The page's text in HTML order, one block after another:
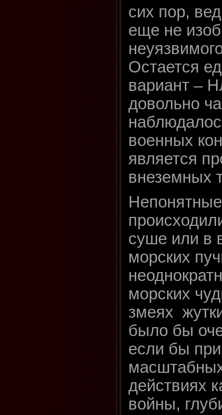
сих пор,
еще не
Остается
вариант –
довольно
военных
является
внеземных
суше или в
морских
морских
змеях
было бы
если бы при
действиях
войны,